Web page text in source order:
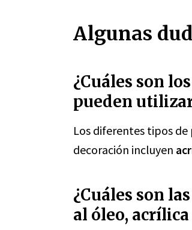
Algunas
¿Cuáles son
pueden
Los diferentes tipos
decoración incluyen
¿Cuáles son
al óleo,